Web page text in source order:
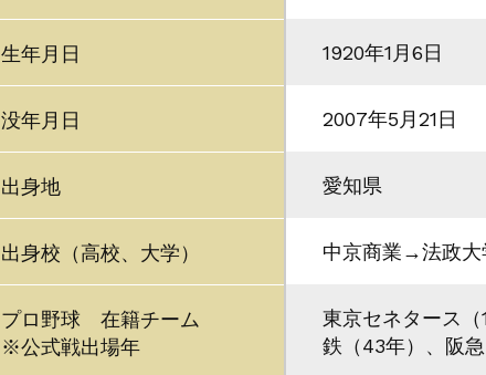
生年月日 1920年1月6日
没年月日 2007年5月21日
出身地 愛知県
出身校（高校、大学） 中京商業→法政大
プロ野球 在籍チーム
※公式戦出場年
東京セネタース
鉄（43年）、阪急